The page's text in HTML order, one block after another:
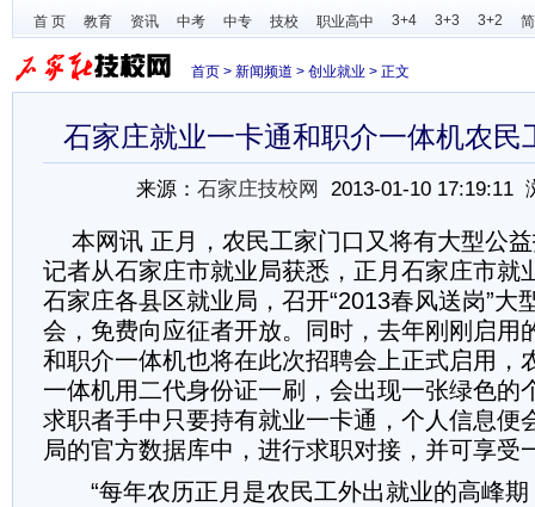
首 页 教育 资讯 中考 中专 技校 职业高中 3+4 3+3 3+2
首页 > 新闻频道 > 创业就业 > 正文
石家庄就业一卡通和职介一体机农民
来源： 石家庄技校网 2013-01-10 17:19:11
本网讯 正月，农民工家门口又将有大型公
记者从石家庄市就业局获悉，正月石家庄市就
石家庄各县区就业局，召开“2013春风送岗”大
会，免费向应征者开放。同时，去年刚刚启用
和职介一体机也将在此次招聘会上正式启用，
一体机用二代身份证一刷，会出现一张绿色的
求职者手中只要持有就业一卡通，个人信息便
局的官方数据库中，进行求职对接，并可享受
“每年农历正月是农民工外出就业的高峰期